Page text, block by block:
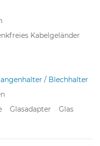
Kabelgeländer
/ Blechhalter
Glasadapter
Glas